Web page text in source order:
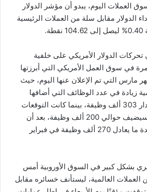
العملات اليوم، يبدو أن مؤشر الدولار
الدولار مقابل سلة من العملات الرئيسية
تحركات الدولار الأمريكي على خلفية
في سوق العمل الأمريكي التي أبرزتها
مارس التي تم الإعلان عنها اليوم، حيث
زيادة في عدد الوظائف التي أضافها
الاقتصاد الأمريكي بمقدار 303 ألف وظيفة، بينما كانت التوقعات
تشير إلى أن الاقتصاد سيضيف حوالي 200 ألف وظيفة، بعد أن
أضافت الولايات المتحدة ما يعادل 270 ألف وظيفة في فبراير
بشكل كبير في السوق الأوروبية أمس
العالمية، ليستأنف خسائره مقابل